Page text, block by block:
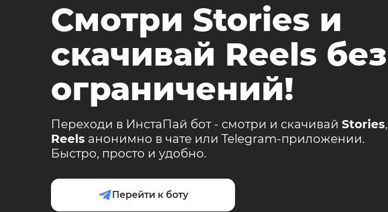
Смотри Stories и
скачивай Reels без
ограничений!
Переходи в ИнстаПай бот - смотри и скачивай Stories,
Reels анонимно в чате или Telegram-приложении.
Быстро, просто и удобно.
Перейти к боту